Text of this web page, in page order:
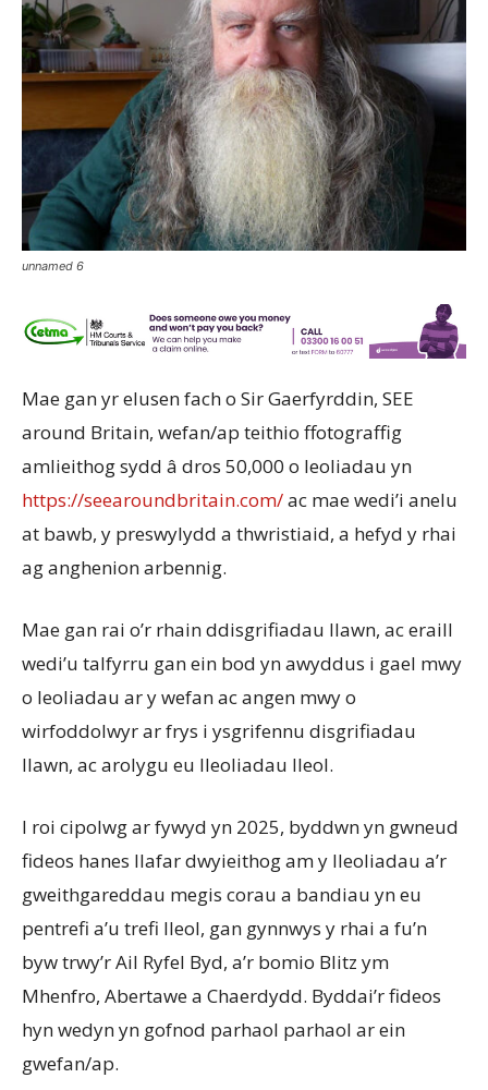
unnamed 6
Mae gan yr elusen fach o Sir Gaerfyrddin, SEE
around Britain, wefan/ap teithio ffotograffig
amlieithog sydd â dros 50,000 o leoliadau yn
https://seearoundbritain.com/ac mae wedi’i anelu
at bawb, y preswylydd a thwristiaid, a hefyd y rhai
ag anghenion arbennig.
Mae gan rai o’r rhain ddisgrifiadau llawn, ac eraill
wedi’u talfyrru gan ein bod yn awyddus i gael mwy
o leoliadau ar y wefan ac angen mwy o
wirfoddolwyr ar frys i ysgrifennu disgrifiadau
llawn, ac arolygu eu lleoliadau lleol.
I roi cipolwg ar fywyd yn 2025, byddwn yn gwneud
fideos hanes llafar dwyieithog am y lleoliadau a’r
gweithgareddau megis corau a bandiau yn eu
pentrefi a’u trefi lleol, gan gynnwys y rhai a fu’n
byw trwy’r Ail Ryfel Byd, a’r bomio Blitz ym
Mhenfro, Abertawe a Chaerdydd. Byddai’r fideos
hyn wedyn yn gofnod parhaol parhaol ar ein
gwefan/ap.